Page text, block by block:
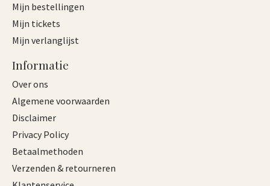
Mijn bestellingen
Mijn tickets
Mijn verlanglijst
Informatie
Over ons
Algemene voorwaarden
Disclaimer
Privacy Policy
Betaalmethoden
Verzenden & retourneren